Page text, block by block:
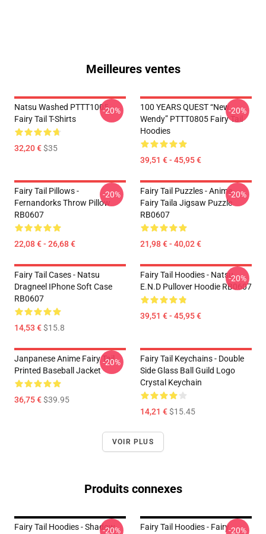
Meilleures ventes
Natsu Washed PTTT1005
Fairy Tail T-Shirts
32,20 €$35
-20%
100 YEARS QUEST “New
Wendy” PTTT0805 Fairy Tail
Hoodies
39,51 € - 45,95 €
-20%
Fairy Tail Pillows -
Fernandorks Throw Pillow
RB0607
22,08 € - 26,68 €
-20%
Fairy Tail Puzzles - Anime
Fairy Taila Jigsaw Puzzle
RB0607
21,98 € - 40,02 €
-20%
Fairy Tail Cases - Natsu
Dragneel IPhone Soft Case
RB0607
14,53 €$15.8
Fairy Tail Hoodies - Natsu
E.N.D Pullover Hoodie RB0607
39,51 € - 45,95 €
-20%
Janpanese Anime Fairy Tail
Printed Baseball Jacket
36,75 €$39.95
-20%
Fairy Tail Keychains - Double
Side Glass Ball Guild Logo
Crystal Keychain
14,21 €$15.45
VOIR PLUS
Produits connexes
Fairy Tail Hoodies - Shadow
-20%
Fairy Tail Hoodies - Fairy-20%